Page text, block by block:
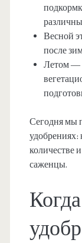
Весной
после
Летом —
Сегодня мы
удобрениях:
количестве
саженцы.